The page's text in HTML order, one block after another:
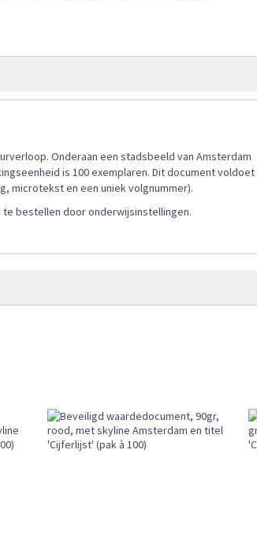
Onderaan een stadsbeeld van Amsterdam
is 100 exemplaren. Dit document voldoet
microtekst en een uniek volgnummer).
bestellen door onderwijsinstellingen.
vandaag verzonden